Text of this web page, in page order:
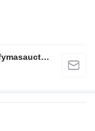
Fymas Auctions ApS – visit the auction fymasauctions.dk